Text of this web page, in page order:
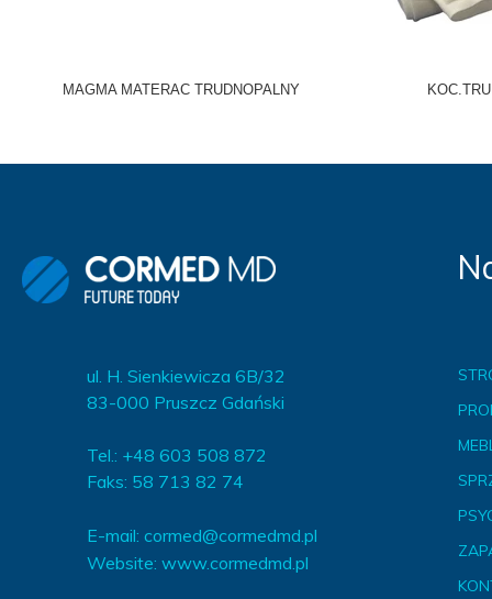
MAGMA MATERAC TRUDNOPALNY
ul. H. Sienkiewicza 6B/32
83-000 Pruszcz Gdański
Tel.: +48 603 508 872
Faks: 58 713 82 74
E-mail: cormed@cormedmd.pl
Website: www.cormedmd.pl